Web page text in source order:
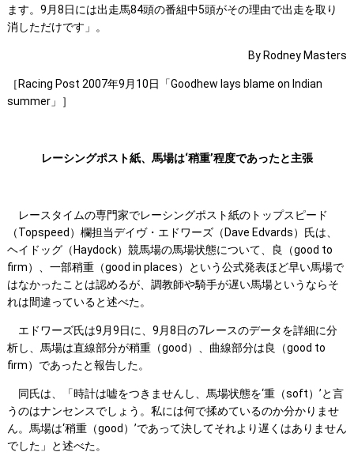
ます。9月8日には出走馬84頭の番組中5頭がその理由で出走を取り
消しただけです」。
By Rodney Masters
［Racing Post 2007年9月10日「Goodhew lays blame on Indian
summer」］
レーシングポスト紙、馬場は‘稍重’程度であったと主張
レースタイムの専門家でレーシングポスト紙のトップスピード
（Topspeed）欄担当デイヴ・エドワーズ（Dave Edvards）氏は、
ヘイドッグ（Haydock）競馬場の馬場状態について、良（good to
firm）、一部稍重（good in places）という公式発表ほど早い馬場で
はなかったことは認めるが、調教師や騎手が遅い馬場というならそ
れは間違っていると述べた。
エドワーズ氏は9月9日に、9月8日の7レースのデータを詳細に分
析し、馬場は直線部分が稍重（good）、曲線部分は良（good to
firm）であったと報告した。
同氏は、「時計は嘘をつきませんし、馬場状態を‘重（soft）’と言
うのはナンセンスでしょう。私には何で揉めているのか分かりませ
ん。馬場は‘稍重（good）’であって決してそれより遅くはありません
でした」と述べた。